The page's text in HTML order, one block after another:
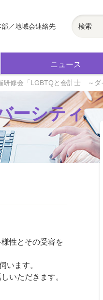
ニュース
部／地域会連絡先
研修会「LGBTQと会計士 ～ダ
ーシティ
性とその受容を
います。
いただきます。